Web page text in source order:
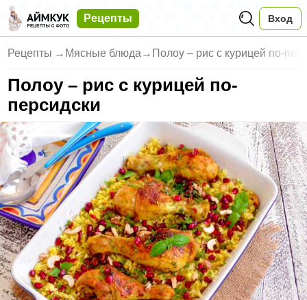
Рецепты Вход
Рецепты → Мясные блюда → Полоу – рис с курицей по-
Полоу – рис с курицей по-
персидски